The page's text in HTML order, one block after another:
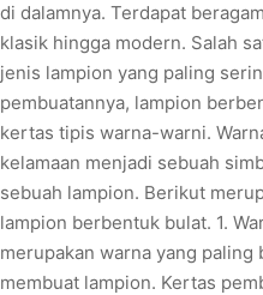
di dalamnya. Terdapat
klasik hingga modern. Salah
jenis lampion yang paling
pembuatannya, lampion
kertas tipis warna-warni.
kelamaan menjadi sebuah
sebuah lampion. Berikut
lampion berbentuk bulat. 1.
merupakan warna yang paling
membuat lampion. Kertas